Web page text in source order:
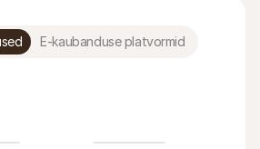
E-kaubanduse platvormid